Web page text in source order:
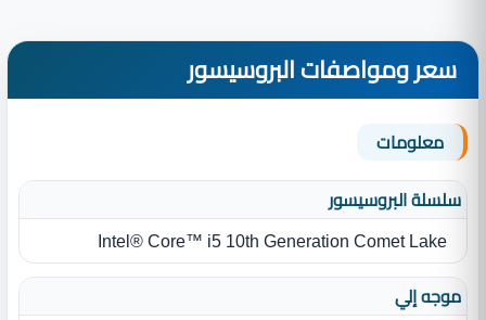
سعر ومواصفات البروسيسور
معلومات
سلسلة البروسيسور
Intel® Core™ i5 10th Generation Comet Lake
موجه إلي